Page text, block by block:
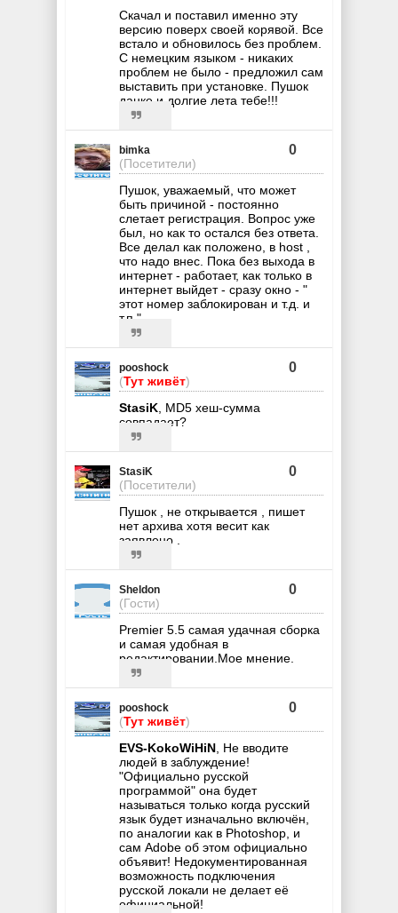
Скачал и поставил именно эту
версию поверх своей корявой. Все
встало и обновилось без проблем.
С немецким языком - никаких
проблем не было - предложил сам
выставить при установке. Пушок
данке и долгие лета тебе!!!
bimka
(Посетители)
0
Пушок, уважаемый, что может
быть причиной - постоянно
слетает регистрация. Вопрос уже
был, но как то остался без ответа.
Все делал как положено, в host ,
что надо внес. Пока без выхода в
интернет - работает, как только в
интернет выйдет - сразу окно - "
этот номер заблокирован и т.д. и
т.п."
pooshock
(Тут живёт)
0
StasiK, MD5 хеш-сумма
совпадает?
StasiK
(Посетители)
0
Пушок , не открывается , пишет
нет архива хотя весит как
заявлено .
Sheldon
(Гости)
0
Premier 5.5 самая удачная сборка
и самая удобная в
редактировании.Мое мнение.
pooshock
(Тут живёт)
0
EVS-KokoWiHiN, Не вводите
людей в заблуждение!
"Официально русской
программой" она будет
называться только когда русский
язык будет изначально включён,
по аналогии как в Photoshop, и
сам Adobe об этом официально
объявит! Недокументированная
возможность подключения
русской локали не делает её
официальной!